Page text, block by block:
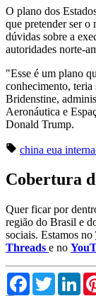
O plano dos
que pretender ser o
dúvidas sobre a
autoridades norte-
"Esse é um plano
conhecimento, teria
Bridenstine,
Aeronáutica e
Donald Trump.
china eua
Cobertura
Quer ficar por
região do Brasil e
sociais. Estamos no
Threads e no
FacebookTwitter